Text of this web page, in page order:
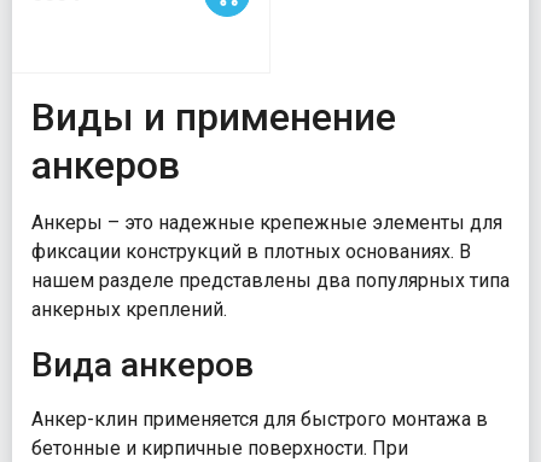
Виды и применение
анкеров
Анкеры – это надежные крепежные элементы для
фиксации конструкций в плотных основаниях. В
нашем разделе представлены два популярных типа
анкерных креплений.
Вида анкеров
Анкер-клин применяется для быстрого монтажа в
бетонные и кирпичные поверхности. При